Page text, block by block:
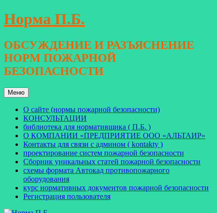
Перейти
к
Норма П.Б.
ОБСУЖДЕНИЕ И РАЗЪЯСНЕНИЕ
НОРМ ПОЖАРНОЙ
БЕЗОПАСНОСТИ
Меню
О сайте (нормы пожарной безопасности)
КОНСУЛЬТАЦИИ
библиотека для нормативщика ( П.Б. )
О КОМПАНИИ «ПРЕДПРИЯТИЕ ООО «АЛЬТАИР»
Контакты для связи с админом ( kontakty )
проектирование систем пожарной безопасности
Сборник уникальных статей пожарной безопасности
схемы формата Автокад противопожарного
оборудования
курс нормативных документов пожарной безопасности
Регистрация пользователя